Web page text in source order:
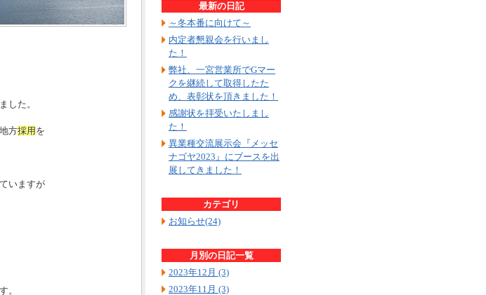
した。
方採用 を
いますが
。
最新の日記
～冬本番に向けて～
内定者懇親会を行いまし
た！
弊社、一宮営業所でGマー
クを継続して取得したた
め、表彰状を頂きました！
感謝状を拝受いたしまし
た！
異業種交流展示会『メッセ
ナゴヤ2023』にブースを出
展してきました！
カテゴリ
お知らせ(24)
月別の日記一覧
2023年12月 (3)
2023年11月 (3)